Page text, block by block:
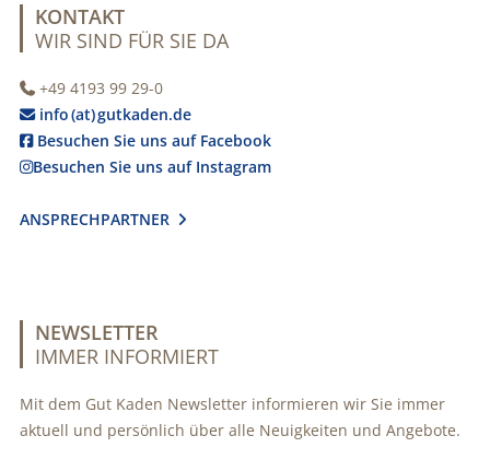
KONTAKT
WIR SIND FÜR SIE DA
+49 4193 99 29-0
info (at) gutkaden.de
Besuchen Sie uns auf Facebook
Besuchen Sie uns auf Instagram
ANSPRECHPARTNER 
NEWSLETTER
IMMER INFORMIERT
Mit dem Gut Kaden Newsletter informieren wir Sie immer
aktuell und persönlich über alle Neuigkeiten und Angebote.